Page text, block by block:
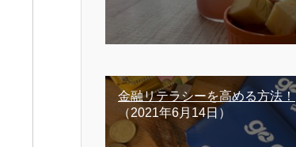
金融リテラシーを高める方法！
（2021年6月14日）